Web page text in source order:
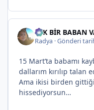
TEK BİR BABAN
Radya ·Gönderi
15 Mart’ta babamı
dallarım kırılıp
Ama ikisi birden
hissediyorsun…